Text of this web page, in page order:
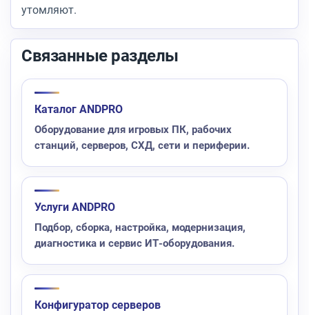
утомляют.
Связанные разделы
Каталог ANDPRO
Оборудование для игровых ПК, рабочих
станций, серверов, СХД, сети и периферии.
Услуги ANDPRO
Подбор, сборка, настройка, модернизация,
диагностика и сервис ИТ-оборудования.
Конфигуратор серверов